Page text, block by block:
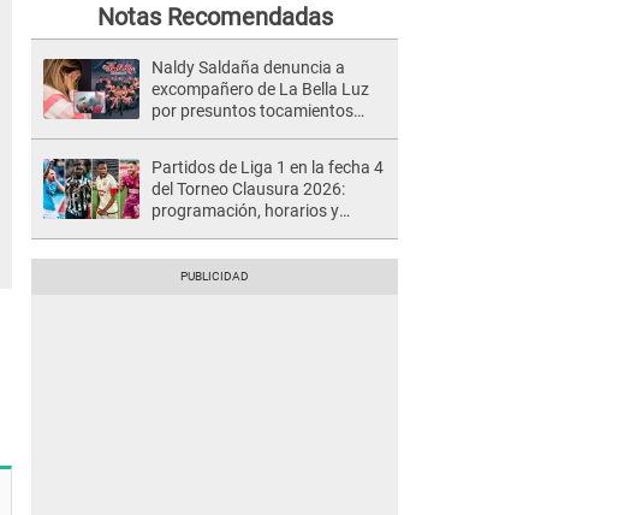
Notas Recomendadas
Naldy Saldaña denuncia a
excompañero de La Bella Luz
por presuntos tocamientos
Partidos de Liga 1 en la fecha 4
del Torneo Clausura 2026:
programación, horarios y